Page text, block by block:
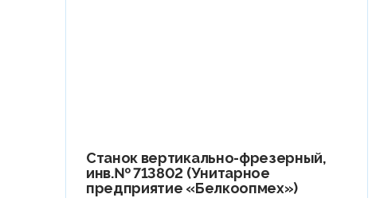
Станок вертикально-фрезерный,
инв.№ 713802 (Унитарное
предприятие «Белкоопмех»)